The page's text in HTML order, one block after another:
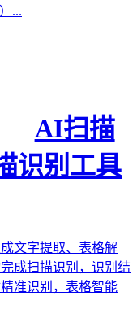
...
AI扫描
识别工具
文字提取、表格解
成扫描识别，识别结
准识别，表格智能